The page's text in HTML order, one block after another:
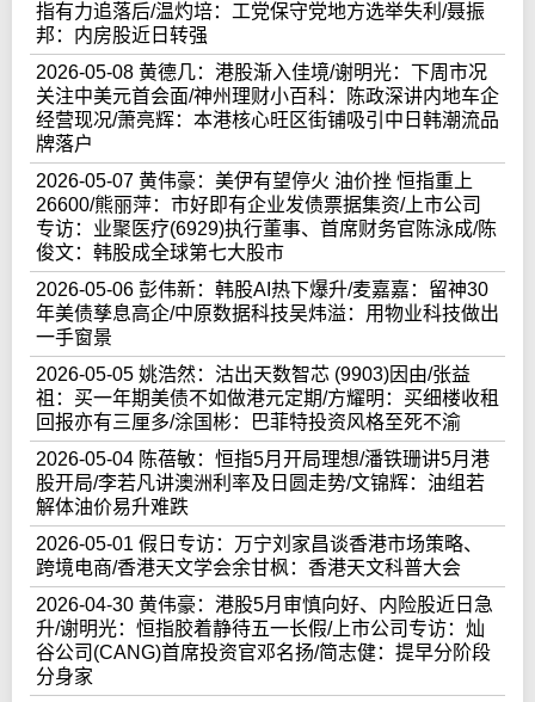
指有力追落后/温灼培：工党保守党地方选举失利/聂振
邦：内房股近日转强
2026-05-08 黄德几：港股渐入佳境/谢明光：下周市况
关注中美元首会面/神州理财小百科：陈政深讲内地车企
经营现况/萧亮辉：本港核心旺区街铺吸引中日韩潮流品
牌落户
2026-05-07 黄伟豪：美伊有望停火 油价挫 恒指重上
26600/熊丽萍：市好即有企业发债票据集资/上市公司
专访：业聚医疗(6929)执行董事、首席财务官陈泳成/陈
俊文：韩股成全球第七大股市
2026-05-06 彭伟新：韩股AI热下爆升/麦嘉嘉：留神30
年美债孳息高企/中原数据科技吴炜溢：用物业科技做出
一手窗景
2026-05-05 姚浩然：沽出天数智芯 (9903)因由/张益
祖：买一年期美债不如做港元定期/方耀明：买细楼收租
回报亦有三厘多/涂国彬：巴菲特投资风格至死不渝
2026-05-04 陈蓓敏：恒指5月开局理想/潘铁珊讲5月港
股开局/李若凡讲澳洲利率及日圆走势/文锦辉：油组若
解体油价易升难跌
2026-05-01 假日专访：万宁刘家昌谈香港市场策略、
跨境电商/香港天文学会余甘枫：香港天文科普大会
2026-04-30 黄伟豪：港股5月审慎向好、内险股近日急
升/谢明光：恒指胶着静待五一长假/上市公司专访：灿
谷公司(CANG)首席投资官邓名扬/简志健：提早分阶段
分身家